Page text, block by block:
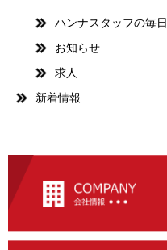
ハンナスタッフの毎日
お知らせ
求人
新着情報